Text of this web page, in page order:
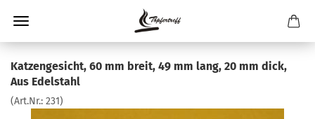
Katzengesicht, 60 mm breit, 49 mm lang, 20 mm dick,
Aus Edelstahl
(Art.Nr.: 231)